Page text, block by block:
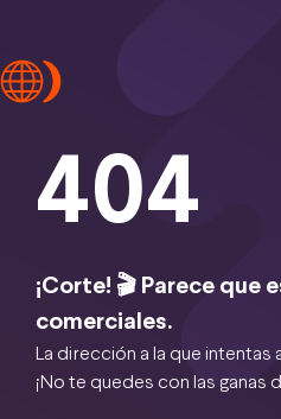
404
¡Corte! 🎬 Parece que
comerciales.
La dirección a la que
¡No te quedes con las ganas